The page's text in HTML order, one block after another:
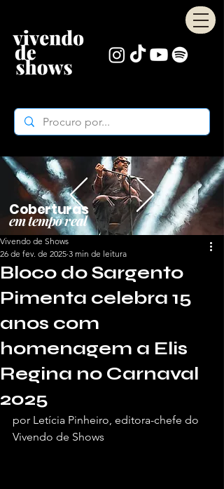
Coberturas
em tempo real
Bloco do Sargento
Pimenta celebra 15
anos com
homenagem a Elis
Regina no Carnaval
2025
Vivendo de Shows
26 de fev. de 2025 3 min de leitura
por Letícia Pinheiro, editora-chefe do
Vivendo de Shows